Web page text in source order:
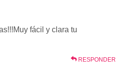
fácil y clara tu
RESPONDER